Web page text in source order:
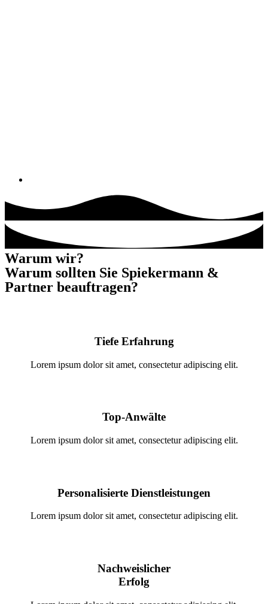
Warum wir?
Warum sollten Sie Spiekermann &
Partner beauftragen?
Tiefe Erfahrung
Lorem ipsum dolor sit amet, consectetur adipiscing elit.
Top-Anwälte
Lorem ipsum dolor sit amet, consectetur adipiscing elit.
Personalisierte Dienstleistungen
Lorem ipsum dolor sit amet, consectetur adipiscing elit.
Nachweislicher
Erfolg